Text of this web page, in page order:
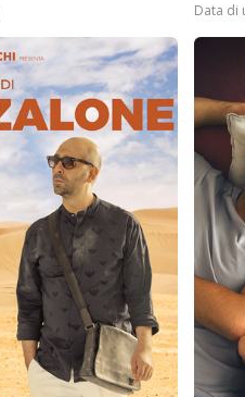
Data di